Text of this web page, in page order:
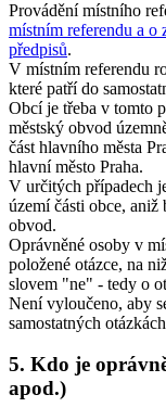
Provádění místního
místním referendu a o
předpisů.
V místním referendu
které patří do
Obcí je třeba v tomto
městský obvod
část hlavního města
hlavní město Praha.
V určitých případech
území části obce, aniž
obvod.
Oprávněné osoby v
položené otázce, na
slovem "ne" - tedy o
Není vyloučeno, aby
samostatných
5. Kdo je
apod.)